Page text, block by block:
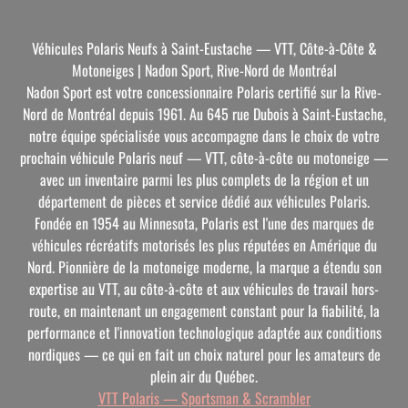
Véhicules Polaris Neufs à Saint-Eustache — VTT, Côte-à-Côte &
Motoneiges | Nadon Sport, Rive-Nord de Montréal
Nadon Sport est votre concessionnaire Polaris certifié sur la Rive-
Nord de Montréal depuis 1961. Au 645 rue Dubois à Saint-Eustache,
notre équipe spécialisée vous accompagne dans le choix de votre
prochain véhicule Polaris neuf — VTT, côte-à-côte ou motoneige —
avec un inventaire parmi les plus complets de la région et un
département de pièces et service dédié aux véhicules Polaris.
Fondée en 1954 au Minnesota, Polaris est l'une des marques de
véhicules récréatifs motorisés les plus réputées en Amérique du
Nord. Pionnière de la motoneige moderne, la marque a étendu son
expertise au VTT, au côte-à-côte et aux véhicules de travail hors-
route, en maintenant un engagement constant pour la fiabilité, la
performance et l'innovation technologique adaptée aux conditions
nordiques — ce qui en fait un choix naturel pour les amateurs de
plein air du Québec.
VTT Polaris — Sportsman & Scrambler